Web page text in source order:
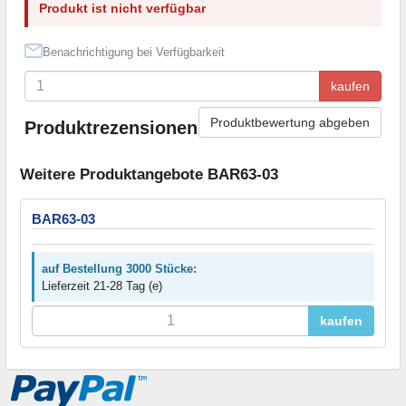
Produkt ist nicht verfügbar
Benachrichtigung bei Verfügbarkeit
kaufen
Produktrezensionen Produktbewertung abgeben
Weitere Produktangebote BAR63-03
BAR63-03
auf Bestellung 3000 Stücke:
Lieferzeit 21-28 Tag (e)
kaufen